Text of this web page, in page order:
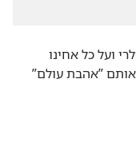
ועל כל אחינו
אותם ”‏אהבת עולם”‏